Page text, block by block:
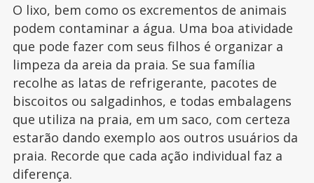
O lixo, bem como os excrementos de animais
podem contaminar a água. Uma boa atividade
que pode fazer com seus filhos é organizar a
limpeza da areia da praia. Se sua família
recolhe as latas de refrigerante, pacotes de
biscoitos ou salgadinhos, e todas embalagens
que utiliza na praia, em um saco, com certeza
estarão dando exemplo aos outros usuários da
praia. Recorde que cada ação individual faz a
diferença.